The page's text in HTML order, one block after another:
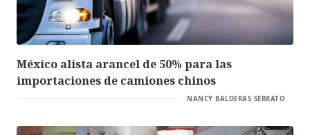
México alista arancel de 50% para las
importaciones de camiones chinos
NANCY BALDERAS SERRATO